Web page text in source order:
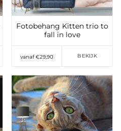
Fotobehang Kitten trio to
fall in love
vanaf €29,90 BEKIJK
Toevoegen aan
verlanglijst